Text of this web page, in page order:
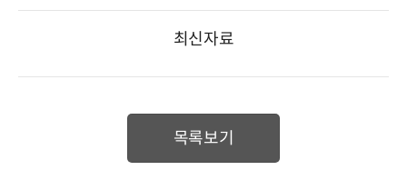
최신자료
목록보기